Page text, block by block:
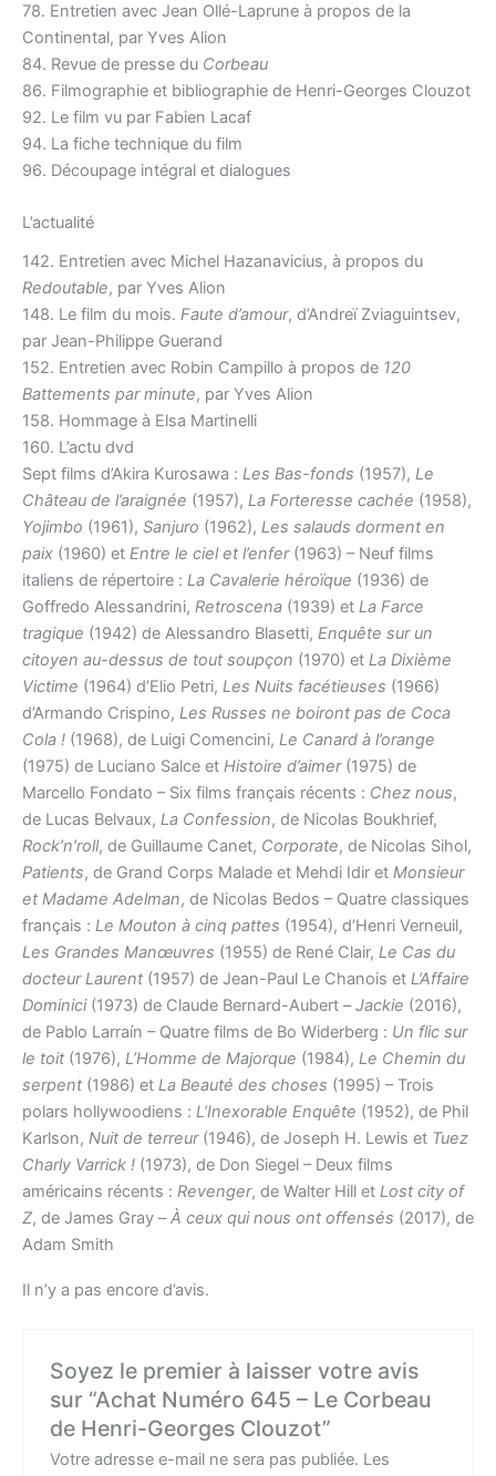
78. Entretien avec Jean Ollé-Laprune à propos de la
Continental, par Yves Alion
84. Revue de presse du Corbeau
86. Filmographie et bibliographie de Henri-Georges Clouzot
92. Le film vu par Fabien Lacaf
94. La fiche technique du film
96. Découpage intégral et dialogues
L’actualité
142. Entretien avec Michel Hazanavicius, à propos du
Redoutable, par Yves Alion
148. Le film du mois. Faute d’amour, d’Andreï Zviaguintsev,
par Jean-Philippe Guerand
152. Entretien avec Robin Campillo à propos de 120
Battements par minute, par Yves Alion
158. Hommage à Elsa Martinelli
160. L’actu dvd
Sept films d’Akira Kurosawa : Les Bas-fonds (1957), Le
Château de l’araignée (1957), La Forteresse cachée (1958),
Yojimbo (1961), Sanjuro (1962), Les salauds dorment en
paix (1960) et Entre le ciel et l’enfer(1963) – Neuf films
italiens de répertoire : La Cavalerie héroïque (1936) de
Goffredo Alessandrini, Retroscena (1939) et La Farce
tragique (1942) de Alessandro Blasetti, Enquête sur un
citoyen au-dessus de tout soupçon (1970) et La Dixième
Victime (1964) d’Elio Petri, Les Nuits facétieuses (1966)
d’Armando Crispino, Les Russes ne boiront pas de Coca
Cola ! (1968), de Luigi Comencini, Le Canard à l’orange
(1975) de Luciano Salce et Histoire d’aimer(1975) de
Marcello Fondato – Six films français récents : Chez nous,
de Lucas Belvaux, La Confession, de Nicolas Boukhrief,
Rock’n’roll, de Guillaume Canet, Corporate, de Nicolas Sihol,
Patients, de Grand Corps Malade et Mehdi Idir et Monsieur
et Madame Adelman, de Nicolas Bedos – Quatre classiques
français : Le Mouton à cinq pattes (1954), d’Henri Verneuil,
Les Grandes Manœuvres (1955) de René Clair, Le Cas du
docteur Laurent (1957) de Jean-Paul Le Chanois et L’Affaire
Dominici(1973) de Claude Bernard-Aubert –Jackie (2016),
de Pablo Larraín – Quatre films de Bo Widerberg : Un flic sur
le toit (1976), L’Homme de Majorque (1984), Le Chemin du
serpent (1986) et La Beauté des choses (1995) – Trois
polars hollywoodiens : L’Inexorable Enquête (1952), de Phil
Karlson, Nuit de terreur(1946), de Joseph H. Lewis et Tuez
Charly Varrick ! (1973), de Don Siegel – Deux films
américains récents : Revenger, de Walter Hill et Lost city of
Z, de James Gray –À ceux qui nous ont offensés (2017), de
Adam Smith
Il n’y a pas encore d’avis.
Soyez le premier à laisser votre avis
sur “Achat Numéro 645 – Le Corbeau
de Henri-Georges Clouzot”
Votre adresse e-mail ne sera pas publiée. Les